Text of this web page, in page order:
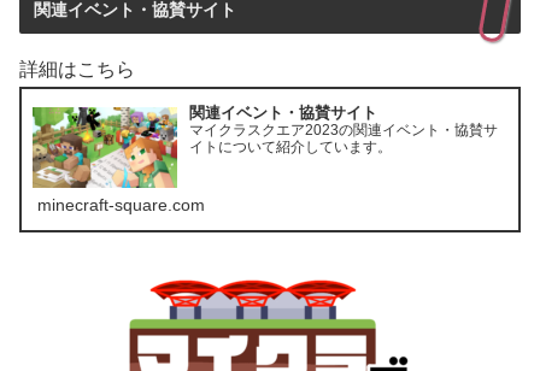
関連イベント・協賛サイト
詳細はこちら
関連イベント・協賛サイト
マイクラスクエア2023の関連イベント・協賛サ
イトについて紹介しています。
minecraft-square.com